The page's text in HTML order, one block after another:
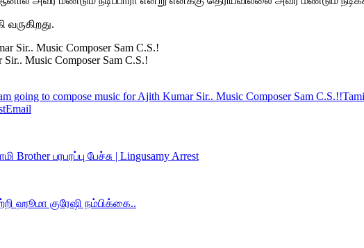
Music Composer Sam C.S.!
going to compose music for Ajith Kumar Sir.. Music Composer Sam C.S.!!
Email
பரபரப்பு பேச்சு | Lingusamy Arrest
ஹூமா குரேஷி நம்பிக்கை..